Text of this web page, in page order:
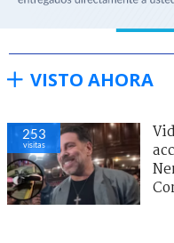
VISTO AHORA
253
visitas